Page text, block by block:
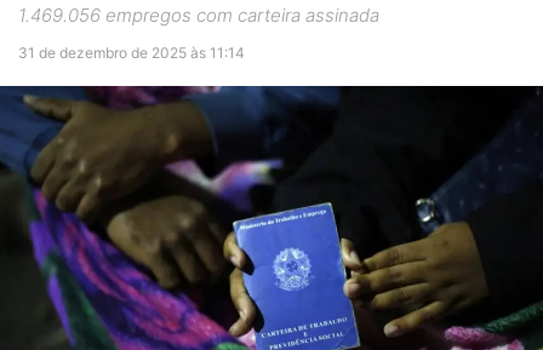
1.469.056 empregos com carteira assinada
31 de dezembro de 2025 às 11:14